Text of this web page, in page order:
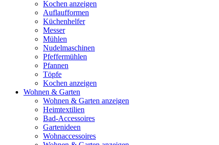
Kochen anzeigen
Auflaufformen
Küchenhelfer
Messer
Mühlen
Nudelmaschinen
Pfeffermühlen
Pfannen
Töpfe
Kochen anzeigen
Wohnen & Garten
Wohnen & Garten anzeigen
Heimtextilien
Bad-Accessoires
Gartenideen
Wohnaccessoires